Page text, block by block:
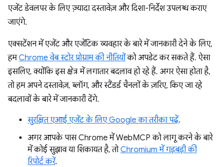
एजेंट डेवलपर के लिए ज़्यादा दस्तावेज़ और दिशा-निर्देश उपलब्ध कराए
जाएंगे.
एक्सटेंशन में एजेंट और एजेंटिक व्यवहार के बारे में जानकारी देने के लिए,
हमChrome वेब स्टोर प्रोग्राम की नीतियोंको अपडेट कर सकते हैं. ऐसा
इसलिए, क्योंकि इस क्षेत्र में लगातार बदलाव हो रहे हैं. अगर ऐसा होता है,
तो हम अपने दस्तावेज़, ब्लॉग, और स्टैंडर्ड चैनलों के ज़रिए, किए जा रहे
बदलावों के बारे में जानकारी देंगे.
सुरक्षित एआई एजेंट के लिए Google का तरीका पढ़ें.
अगर आपके पास Chrome में WebMCP को लागू करने के बारे
में कोई सुझाव या शिकायत है, तोChromium में गड़बड़ी की
रिपोर्ट करें.